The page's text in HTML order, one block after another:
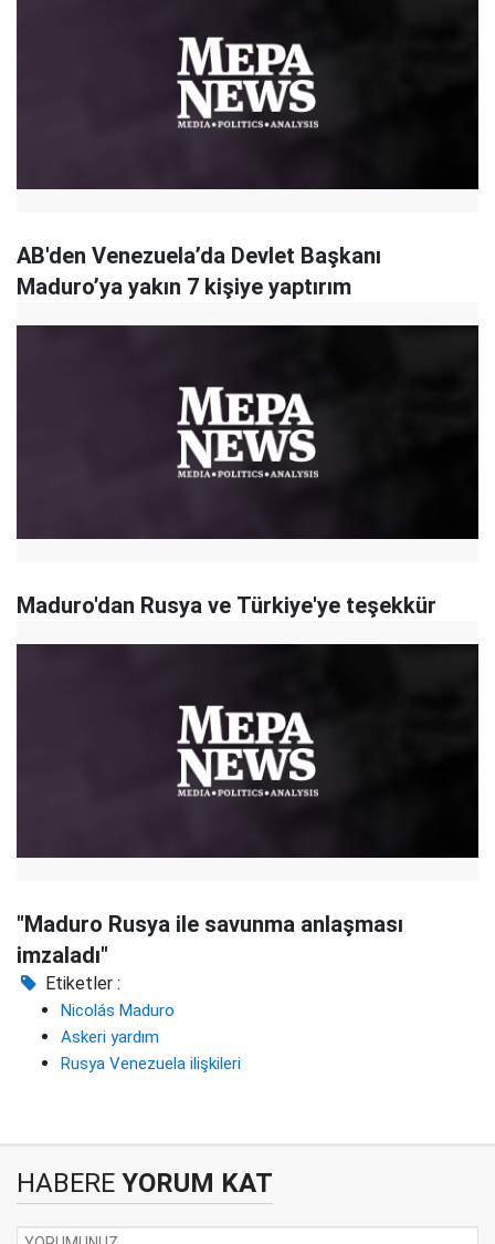
AB'den Venezuela’da Devlet Başkanı
Maduro’ya yakın 7 kişiye yaptırım
Maduro'dan Rusya ve Türkiye'ye teşekkür
"Maduro Rusya ile savunma anlaşması
imzaladı"
Etiketler :
Nicolás Maduro
Askeri yardım
Rusya Venezuela ilişkileri
HABERE YORUM KAT